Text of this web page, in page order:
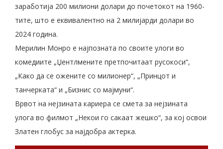
заработија 200 милиони долари до почетокот на 1960-
тите, што е еквивалентно на 2 милијарди долари во
2024 година.
Мерилин Монро е најпозната по своите улоги во
комедиите „Џентлмените претпочитаат русокоси“,
„Како да се ожените со милионер“, „Принцот и
танчерката“ и „Бизнис со мајмуни“.
Врвот на нејзината кариера се смета за нејзината
улога во филмот „Некои го сакаат жешко“, за кој освои
Златен глобус за најдобра актерка.